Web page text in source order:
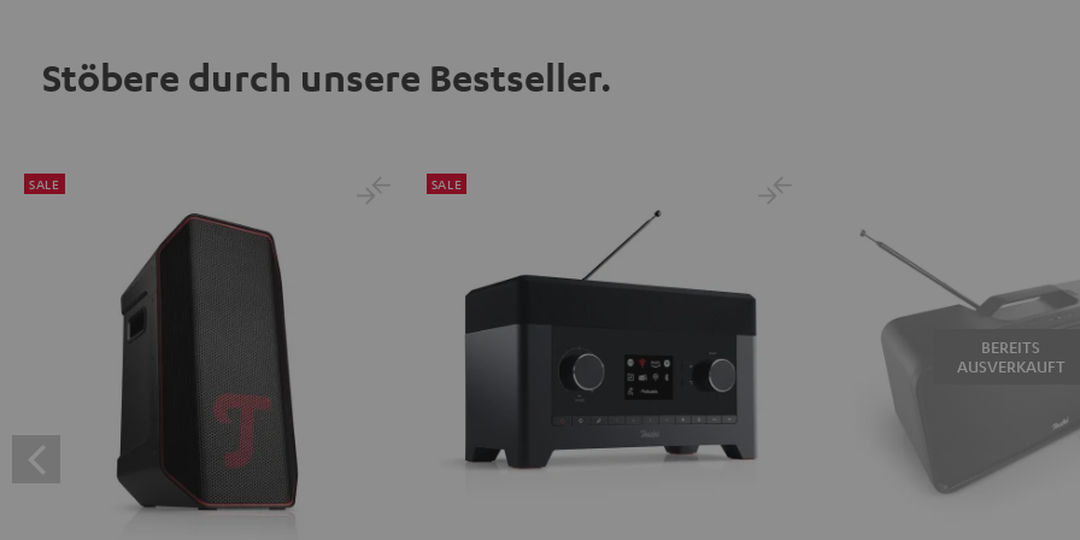
Stöbere durch unsere Bestseller.
SALE SALE
BEREITS
AUSVERKAUFT